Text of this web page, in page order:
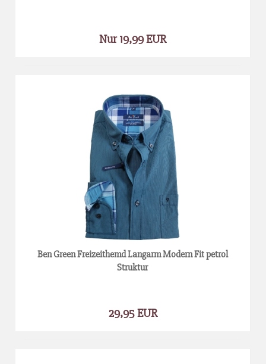
Nur 19,99 EUR
Ben Green Freizeithemd Langarm Modern Fit petrol
Struktur
29,95 EUR